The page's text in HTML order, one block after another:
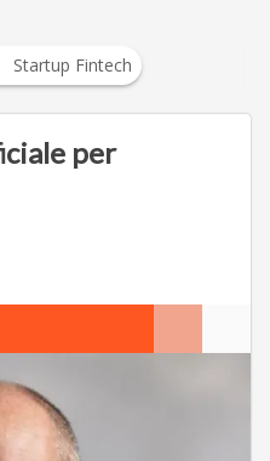
Startup Fintech
per